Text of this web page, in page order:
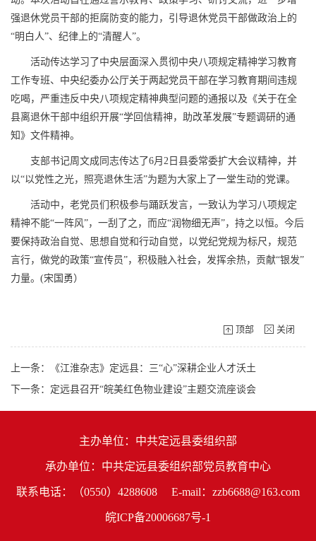
强退休党员干部的拒腐防变的能力，引导退休党员干部做政治上的
“明白人”、纪律上的“清醒人”。
活动传达学习了中央层面深入贯彻中央八项规定精神学习教育
工作专班、中央纪委办公厅关于两起党员干部在学习教育期间违规
吃喝，严重违反中央八项规定精神典型问题的通报以及《关于在全
县离退休干部中组织开展“学回信精神，助改革发展”专题调研的通
知》文件精神。
支部书记周文成同志传达了6月2日县委常委扩大会议精神，并
以“以党性之光，照亮退休生活”为题为大家上了一堂生动的党课。
活动中，老党员们积极参与踊跃发言，一致认为学习八项规定
精神不能“一阵风”，一刮了之，而应“润物细无声”，持之以恒。今后
要保持政治自觉、思想自觉和行动自觉，以党纪党规为标尺，规范
言行，做党的政策“宣传员”，积极融入社会，发挥余热，贡献“银发”
力量。(宋国勇）
顶部 关闭
上一条：《江淮杂志》定远县：三“心”深耕企业人才沃土
下一条：定远县召开“皖美红色物业建设”主题交流座谈会
主办单位：中共定远县委组织部
承办单位：中共定远县委组织部党员教育中心
联系电话：（0550）4288608 E-mail：zzb6688@163.com
皖ICP备20006687号-1